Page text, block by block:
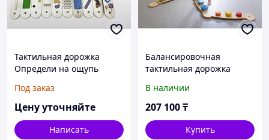
Тактильная дорожка
Определи на ощупь
Под заказ
Цену уточняйте
Написать
Балансировочная
тактильная дорожка
В наличии
207 100₸
Купить